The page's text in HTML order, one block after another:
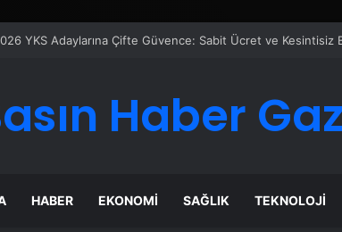
Maması İle Tüm Evcil Hayvan Ürünleri
Haber
HABER EKONOMI SAĞLIK TEKNOLOJI